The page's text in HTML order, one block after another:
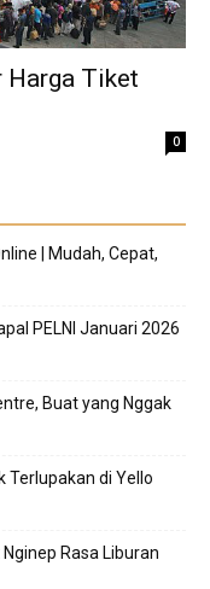
Harga Tiket
0
| Mudah, Cepat,
PELNI Januari 2026
Buat yang Nggak
Terlupakan di Yello
Rasa Liburan